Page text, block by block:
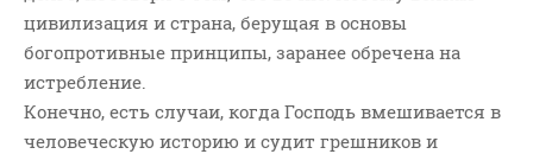
цивилизация и страна, берущая в основы
богопротивные принципы, заранее обречена на
истребление.
Конечно, есть случаи, когда Господь вмешивается в
человеческую историю и судит грешников и